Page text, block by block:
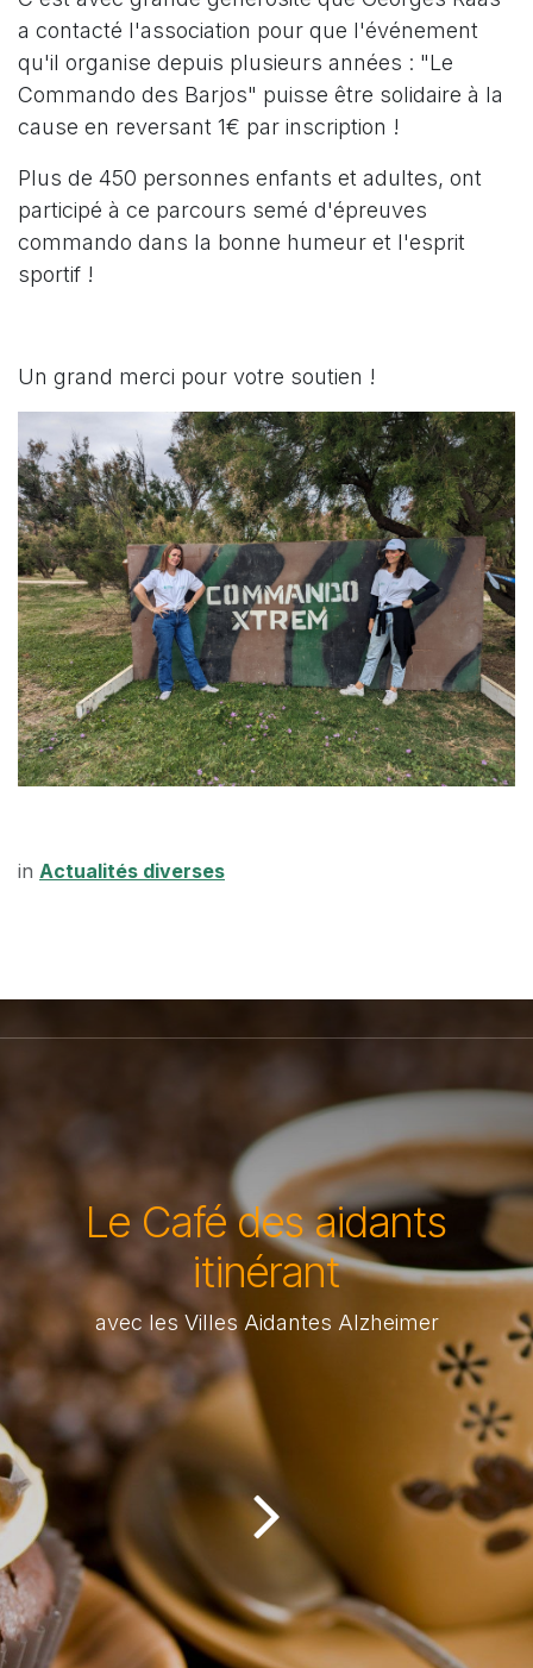
a contacté l'association pour que l'événement
qu'il organise depuis plusieurs années : "Le
Commando des Barjos" puisse être solidaire à la
cause en reversant 1€ par inscription !
Plus de 450 personnes enfants et adultes, ont
participé à ce parcours semé d'épreuves
commando dans la bonne humeur et l'esprit
sportif !
Un grand merci pour votre soutien !
in Actualités diverses
Le Café des aidants
itinérant
avec les Villes Aidantes Alzheimer